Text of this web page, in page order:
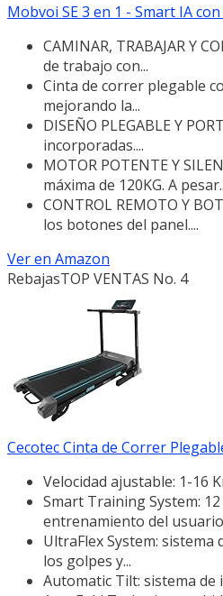
Mobvoi SE 3 en 1 - Smart IA
CAMINAR, TRABAJAR Y
de trabajo con...
Cinta de correr plegable
mejorando la...
DISEÑO PLEGABLE Y
incorporadas....
MOTOR POTENTE Y
máxima de 120KG. A
CONTROL REMOTO Y
los botones del panel....
Ver en Amazon
RebajasTOP VENTAS No. 4
Cecotec Cinta de Correr
Velocidad ajustable: 1-16
Smart Training System:
entrenamiento del
UltraFlex System:
los golpes y...
Automatic Tilt: sistema